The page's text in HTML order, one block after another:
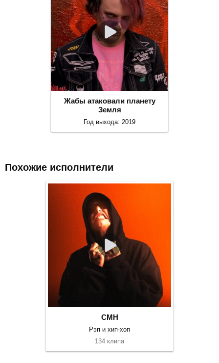
Жабы атаковали планету
Земля
Год выхода: 2019
Похожие исполнители
CMH
Рэп и хип-хоп
134 клипа